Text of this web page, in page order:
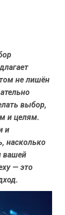
не лишён
выбор,
и целям.
и
насколько
вашей
— это